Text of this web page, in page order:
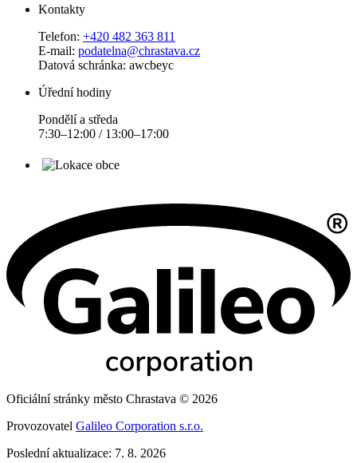
Kontakty
Telefon: +420 482 363 811
E-mail: podatelna@chrastava.cz
Datová schránka: awcbeyc
Úřední hodiny
Pondělí a středa
7:30–12:00 / 13:00–17:00
Oficiální stránky město Chrastava © 2026
Provozovatel Galileo Corporation s.r.o.
Poslední aktualizace: 7. 8. 2026